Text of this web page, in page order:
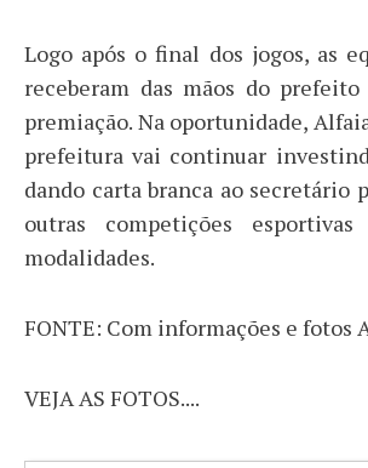
Logo após o final dos jogos, as
receberam das mãos do
premiação. Na oportunidade,
prefeitura vai continuar
dando carta branca ao secretário
outras competições
modalidades.
FONTE: Com informações e fotos
VEJA AS FOTOS....